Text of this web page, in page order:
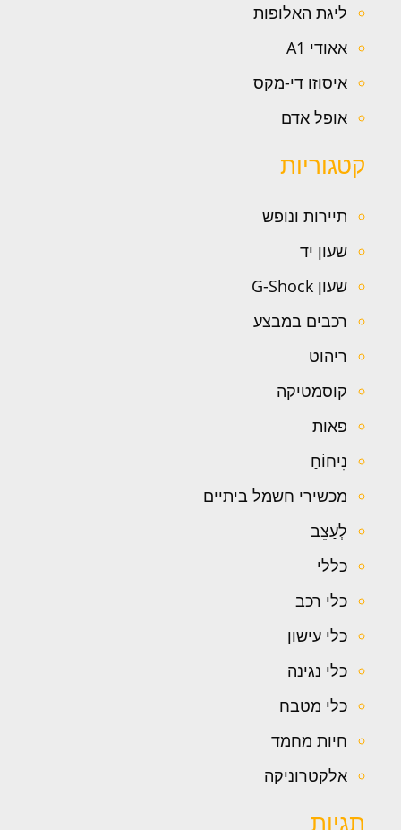
ליגת האלופות
אאודי A1
איסוזו די-מקס
אופל אדם
קטגוריות
תיירות ונופש
שעון יד
שעון G-Shock
רכבים במבצע
ריהוט
קוסמטיקה
פאות
נִיחוֹחַ
מכשירי חשמל ביתיים
לְעַצֵב
כללי
כלי רכב
כלי עישון
כלי נגינה
כלי מטבח
חיות מחמד
אלקטרוניקה
תגיות